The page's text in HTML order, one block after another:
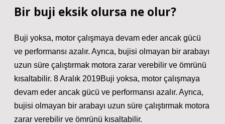
Bir buji eksik olursa ne olur?
Buji yoksa, motor çalışmaya devam eder ancak gücü
ve performansı azalır. Ayrıca, bujisi olmayan bir arabayı
uzun süre çalıştırmak motora zarar verebilir ve ömrünü
kısaltabilir. 8 Aralık 2019Buji yoksa, motor çalışmaya
devam eder ancak gücü ve performansı azalır. Ayrıca,
bujisi olmayan bir arabayı uzun süre çalıştırmak motora
zarar verebilir ve ömrünü kısaltabilir.